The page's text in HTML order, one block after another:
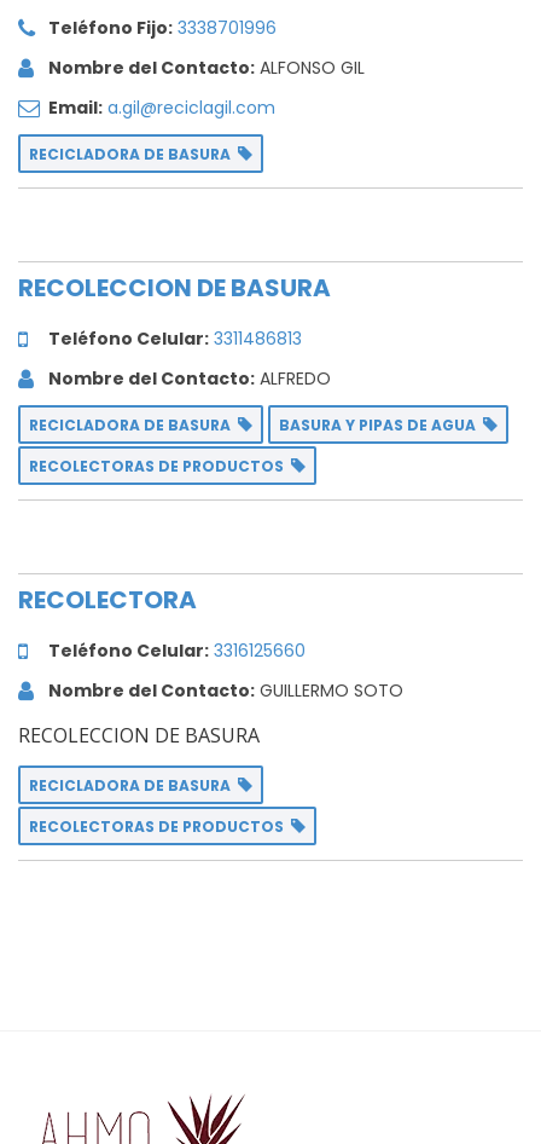
Teléfono Fijo: 3338701996
Nombre del Contacto: ALFONSO GIL
Email: a.gil@reciclagil.com
RECICLADORA DE BASURA
RECOLECCION DE BASURA
Teléfono Celular: 3311486813
Nombre del Contacto: ALFREDO
RECICLADORA DE BASURA
BASURA Y PIPAS DE AGUA
RECOLECTORAS DE PRODUCTOS
RECOLECTORA
Teléfono Celular: 3316125660
Nombre del Contacto: GUILLERMO SOTO
RECOLECCION DE BASURA
RECICLADORA DE BASURA
RECOLECTORAS DE PRODUCTOS